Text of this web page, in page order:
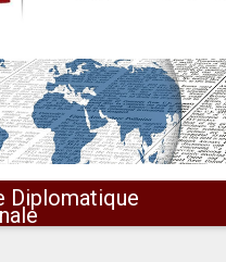
La
Diplomatique